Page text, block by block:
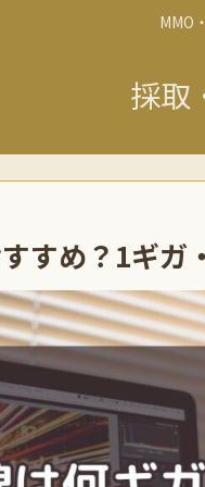
MMO
採取
すめ？1ギ